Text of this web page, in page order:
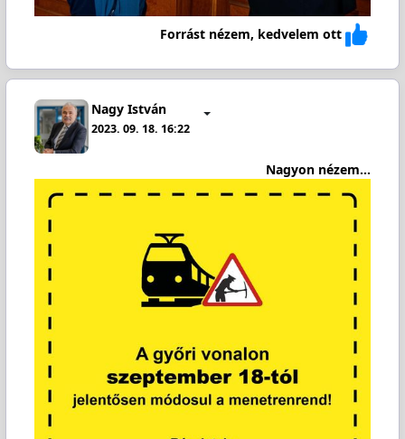
Forrást nézem, kedvelem ott
Nagy István
2023. 09. 18. 16:22
Nagyon nézem...